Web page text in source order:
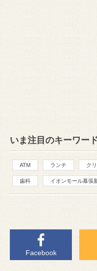
いま注目のキーワー
ATM ランチ ク
歯科 イオンモール幕張
Facebook